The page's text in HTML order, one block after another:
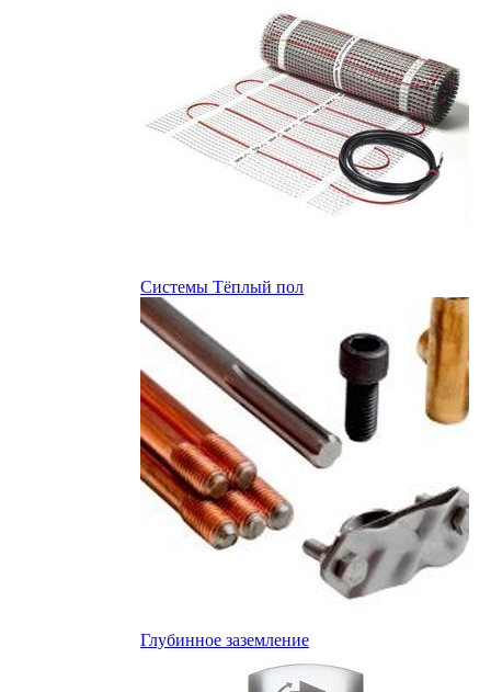
Системы Тёплый пол
Глубинное заземление